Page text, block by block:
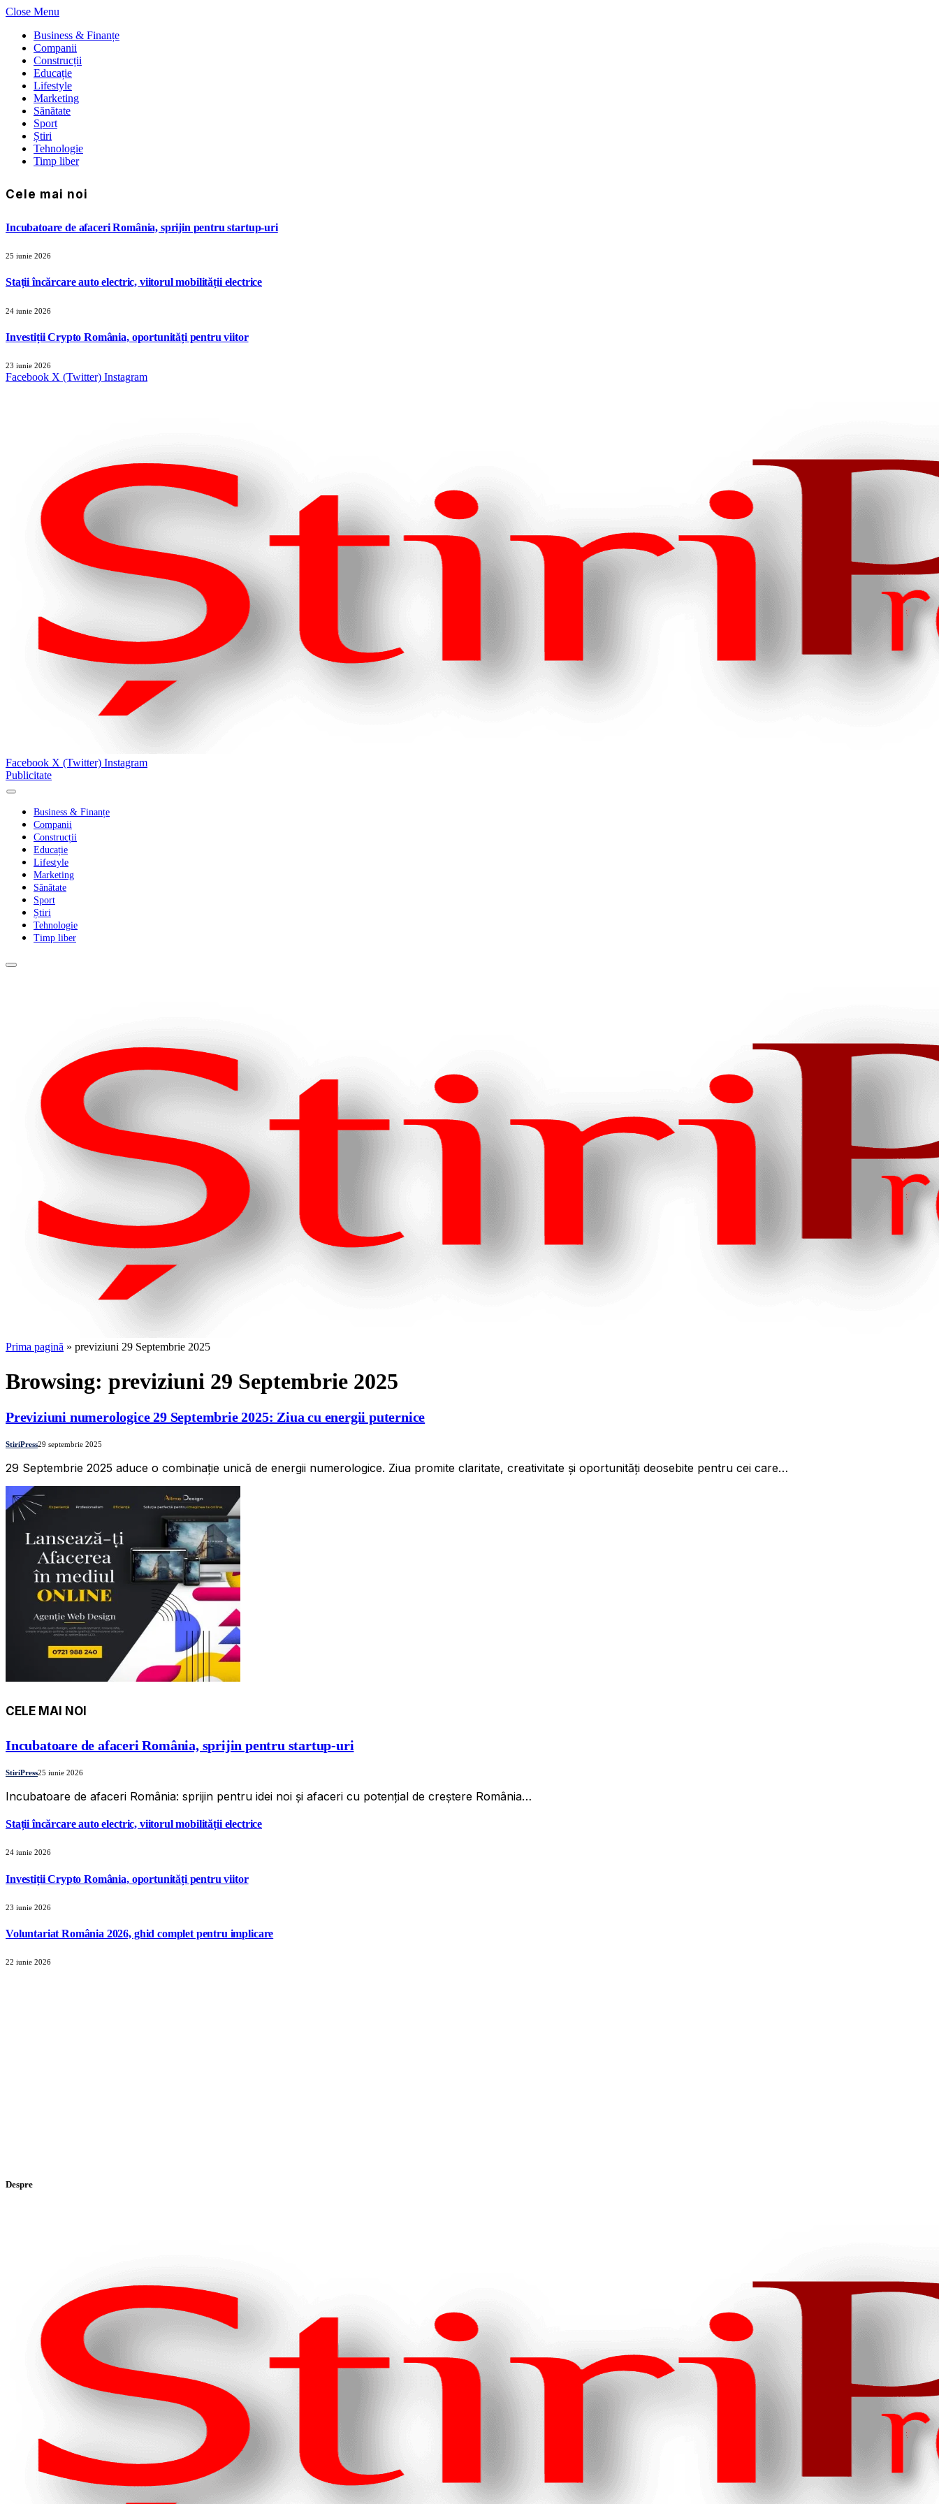
Close Menu
Business & Finanțe
Companii
Construcții
Educație
Lifestyle
Marketing
Sănătate
Sport
Știri
Tehnologie
Timp liber
Cele mai noi
Incubatoare de afaceri România, sprijin pentru startup-uri
25 iunie 2026
Stații încărcare auto electric, viitorul mobilității electrice
24 iunie 2026
Investiții Crypto România, oportunități pentru viitor
23 iunie 2026
Facebook X (Twitter) Instagram
Facebook X (Twitter) Instagram
Publicitate
Business & Finanțe
Companii
Construcții
Educație
Lifestyle
Marketing
Sănătate
Sport
Știri
Tehnologie
Timp liber
Prima pagină » previziuni 29 Septembrie 2025
Browsing: previziuni 29 Septembrie 2025
Previziuni numerologice 29 Septembrie 2025: Ziua cu energii puternice
StiriPress29 septembrie 2025
29 Septembrie 2025 aduce o combinație unică de energii numerologice. Ziua promite claritate, creativitate și oportunități deosebite pentru cei care…
CELE MAI NOI
Incubatoare de afaceri România, sprijin pentru startup-uri
StiriPress25 iunie 2026
Incubatoare de afaceri România: sprijin pentru idei noi și afaceri cu potențial de creștere România…
Stații încărcare auto electric, viitorul mobilității electrice
24 iunie 2026
Investiții Crypto România, oportunități pentru viitor
23 iunie 2026
Voluntariat România 2026, ghid complet pentru implicare
22 iunie 2026
Despre